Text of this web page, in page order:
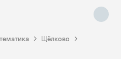
Щёлково